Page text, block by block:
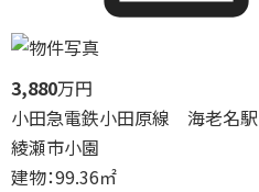
3,880万円
小田急電鉄小田原線 海老名駅
綾瀬市小園
建物：99.36㎡